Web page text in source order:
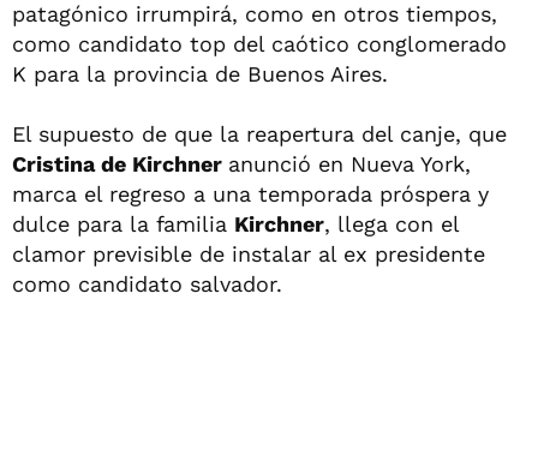
patagónico irrumpirá, como en otros tiempos,
como candidato top del caótico conglomerado
K para la provincia de Buenos Aires.
El supuesto de que la reapertura del canje, que
Cristina de Kirchner anunció en Nueva York,
marca el regreso a una temporada próspera y
dulce para la familia Kirchner, llega con el
clamor previsible de instalar al ex presidente
como candidato salvador.